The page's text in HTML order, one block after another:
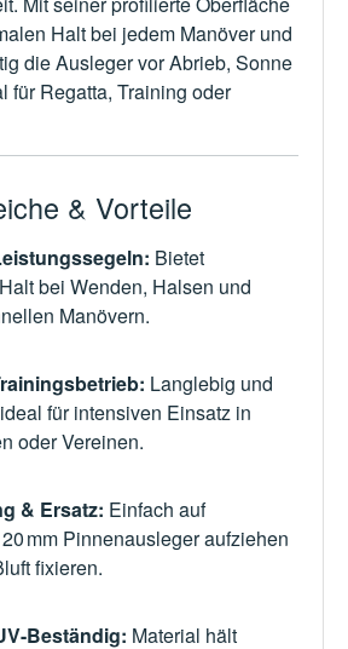
Halt bei jedem Manöver und
die Ausleger vor Abrieb, Sonne
für Regatta, Training oder
& Vorteile
Bietet
bei Wenden, Halsen und
Manövern.
Langlebig und
für intensiven Einsatz in
oder Vereinen.
& Ersatz: Einfach auf
mm Pinnenausleger aufziehen
fixieren.
Beständig: Material hält